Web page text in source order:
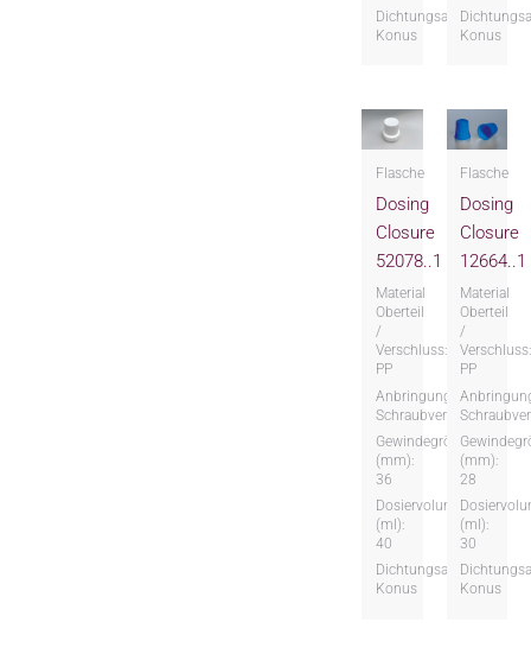
Dichtungsart:
Konus
Konus
Flasche
Dosing
Closure
52078..1
Material
Oberteil
/
Verschluss:
PP
Anbringungsart:
Schraubversion
Gewindegröße
(mm):
36
Dosiervolumen
(ml):
40
Dichtungsart:
Konus
Flasche
Dosing
Closure
12664..1
Material
Oberteil
/
PP
(mm):
28
(ml):
30
Konus